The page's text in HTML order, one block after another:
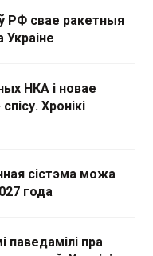
РФ свае ракетныя
Украіне
НКА і новае
Хронікі
сістэма можа
года
паведамілі пра